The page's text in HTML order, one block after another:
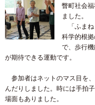
瞥町社会
ました。
「ふまね
科学的根
で、歩行
が期待できる運動です。
参加者はネットのマス目を
んだりしました。時には手拍
場面もありました。